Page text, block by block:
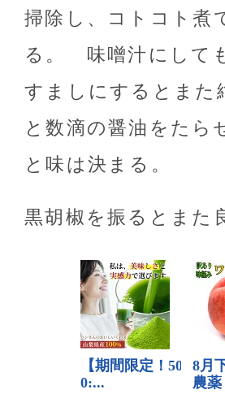
掃除し、コトコト煮
る。 味噌汁にして
すましにするとま
と数滴の醤油をたら
と味は決まる。
黒胡椒を振るとまた